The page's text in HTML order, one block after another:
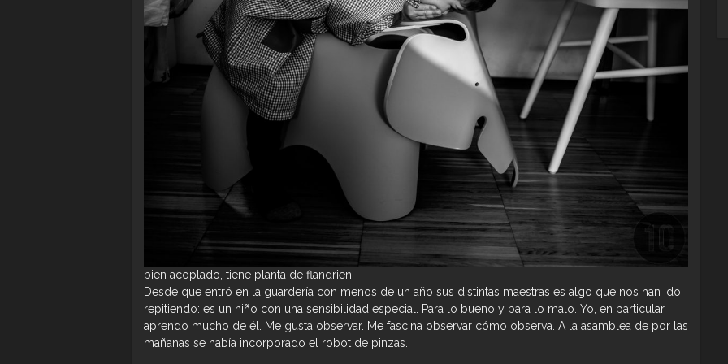
bien acoplado, tiene planta de flandrien
Desde que entró en la guardería con menos de un año sus distintas maestras es algo que nos han ido
repitiendo: es un niño con una sensibilidad especial. Para lo bueno y para lo malo. Yo, en particular,
aprendo mucho de él. Me gusta observar. Me fascina observar cómo observa. A la asamblea de por las
mañanas se había incorporado el robot de pinzas.